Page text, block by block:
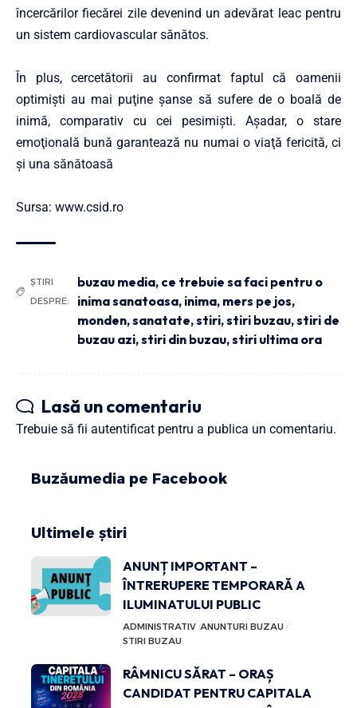
încercărilor fiecărei zile devenind un adevărat leac pentru
un sistem cardiovascular sănătos.
În plus, cercetătorii au confirmat faptul că oamenii
optimişti au mai puţine şanse să sufere de o boală de
inimă, comparativ cu cei pesimişti. Aşadar, o stare
emoţională bună garantează nu numai o viaţă fericită, ci
şi una sănătoasă
Sursa: www.csid.ro
ȘTIRI
DESPRE:
buzau media, ce trebuie sa faci pentru o
inima sanatoasa, inima, mers pe jos,
monden,sanatate,stiri,stiri buzau,stiri de
buzau azi,stiri din buzau,stiri ultima ora
Lasă un comentariu
Trebuie să fii autentificat pentru a publica un comentariu.
Buzăumedia pe Facebook
Ultimele știri
ANUNȚ IMPORTANT –
ÎNTRERUPERE TEMPORARĂ A
ILUMINATULUI PUBLIC
ADMINISTRATIV ANUNTURI BUZAU
STIRI BUZAU
RÂMNICU SĂRAT – ORAȘ
CANDIDAT PENTRU CAPITALA